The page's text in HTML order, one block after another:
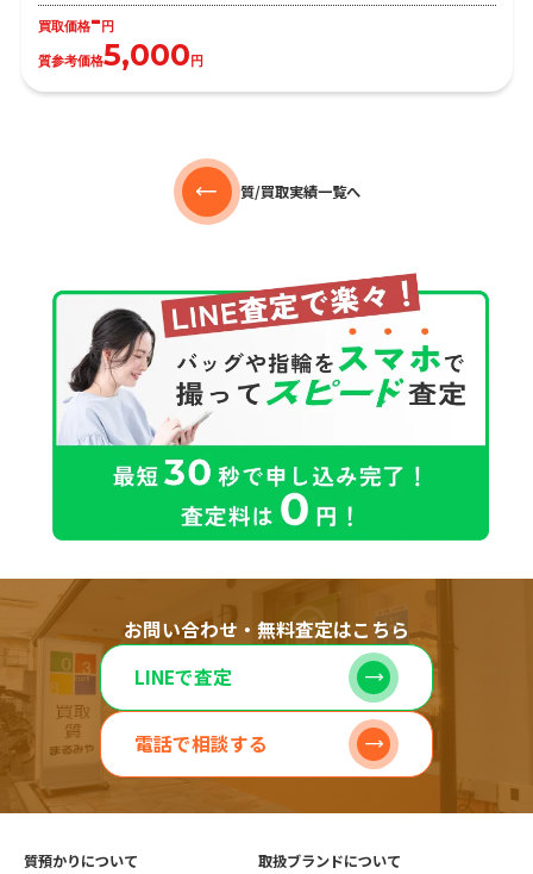
買取価格- 円
質参考価格5,000 円
質/買取実績一覧へ
お問い合わせ・無料査定はこちら
LINEで査定
電話で相談する
質預かりについて
取扱ブランドについて